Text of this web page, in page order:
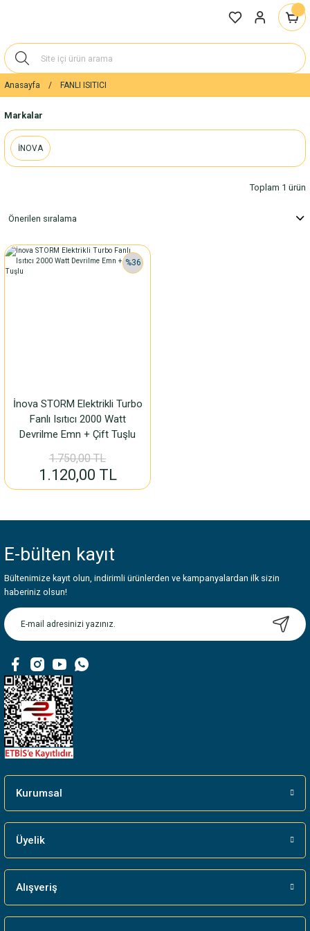
Anasayfa FANLI ISITICI
Markalar
İNOVA
Toplam 1 ürün
%36
İnova STORM Elektrikli Turbo
Fanlı Isıtıcı 2000 Watt
Devrilme Emn + Çift Tuşlu
1.750,00 TL
1.120,00 TL
E-bülten kayıt
Bültenimize kayıt olun, indirimli ürünlerden ve kampanyalardan ilk sizin
haberiniz olsun!
Kurumsal
Üyelik
Alışveriş